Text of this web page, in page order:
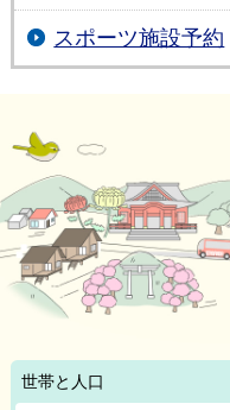
スポーツ施設予約